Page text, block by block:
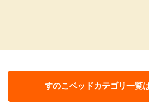
すのこベッドカテゴリ一覧